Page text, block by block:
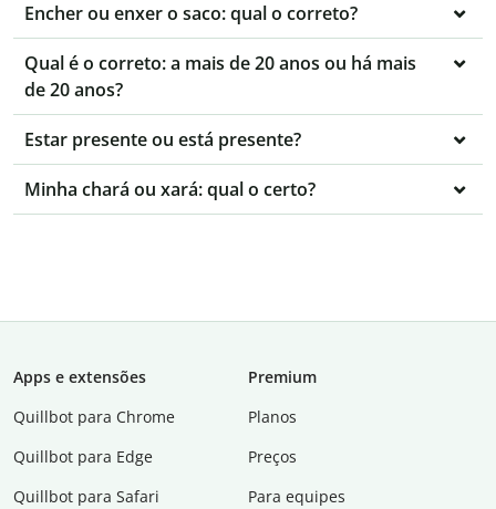
Encher ou enxer o saco: qual o correto?
Qual é o correto: a mais de 20 anos ou há mais
de 20 anos?
Estar presente ou está presente?
Minha chará ou xará: qual o certo?
Apps e extensões
Quillbot para Chrome
Quillbot para Edge
Quillbot para Safari
Premium
Planos
Preços
Para equipes